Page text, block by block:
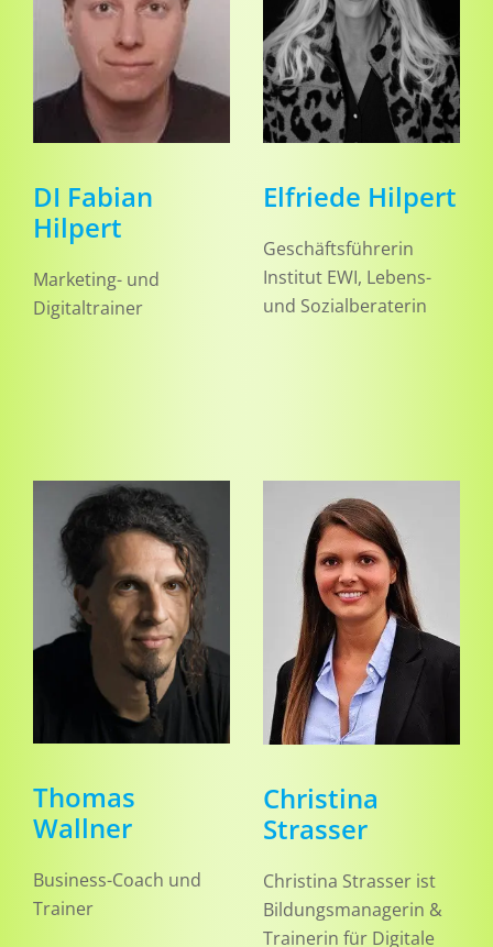
DI Fabian
Hilpert
Marketing- und
Digitaltrainer
Elfriede Hilpert
Geschäftsführerin
Institut EWI, Lebens-
und Sozialberaterin
Thomas
Wallner
Business-Coach und
Trainer
Christina
Strasser
Christina Strasser ist
Bildungsmanagerin &
Trainerin für Digitale